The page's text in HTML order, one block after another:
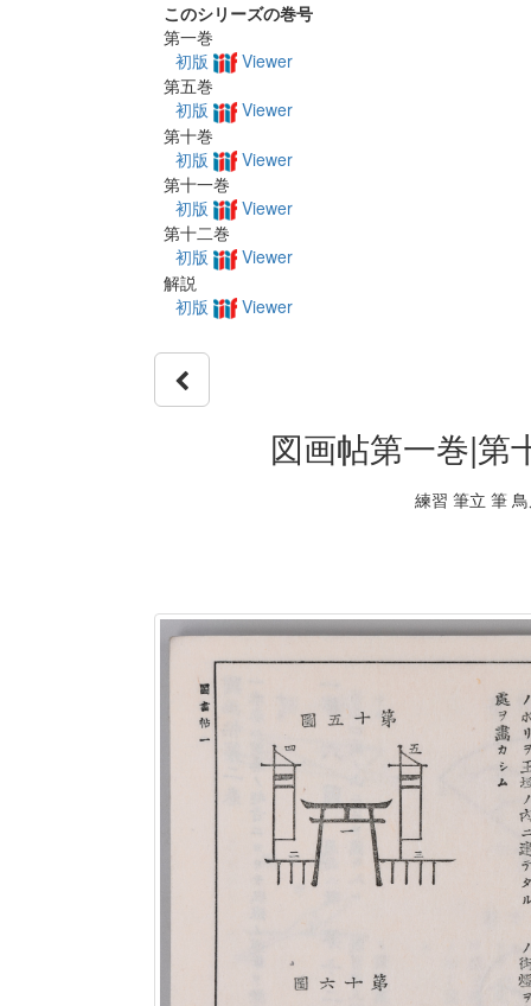
このシリーズの巻号
第一巻
初版
Viewer
第五巻
初版
Viewer
第十巻
初版
Viewer
第十一巻
初版
Viewer
第十二巻
初版
Viewer
解説
初版
Viewer
図画帖第一巻|第
練習 筆立 筆